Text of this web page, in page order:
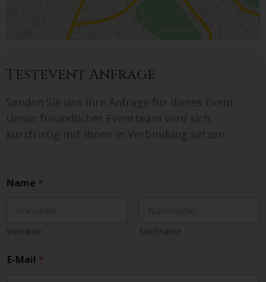
Testevent Anfrage
Senden Sie uns Ihre Anfrage für dieses Event.
Unser freundliches Eventteam wird sich
kurzfristig mit Ihnen in Verbindung setzen.
Name *
Vorname Nachname
E-Mail *